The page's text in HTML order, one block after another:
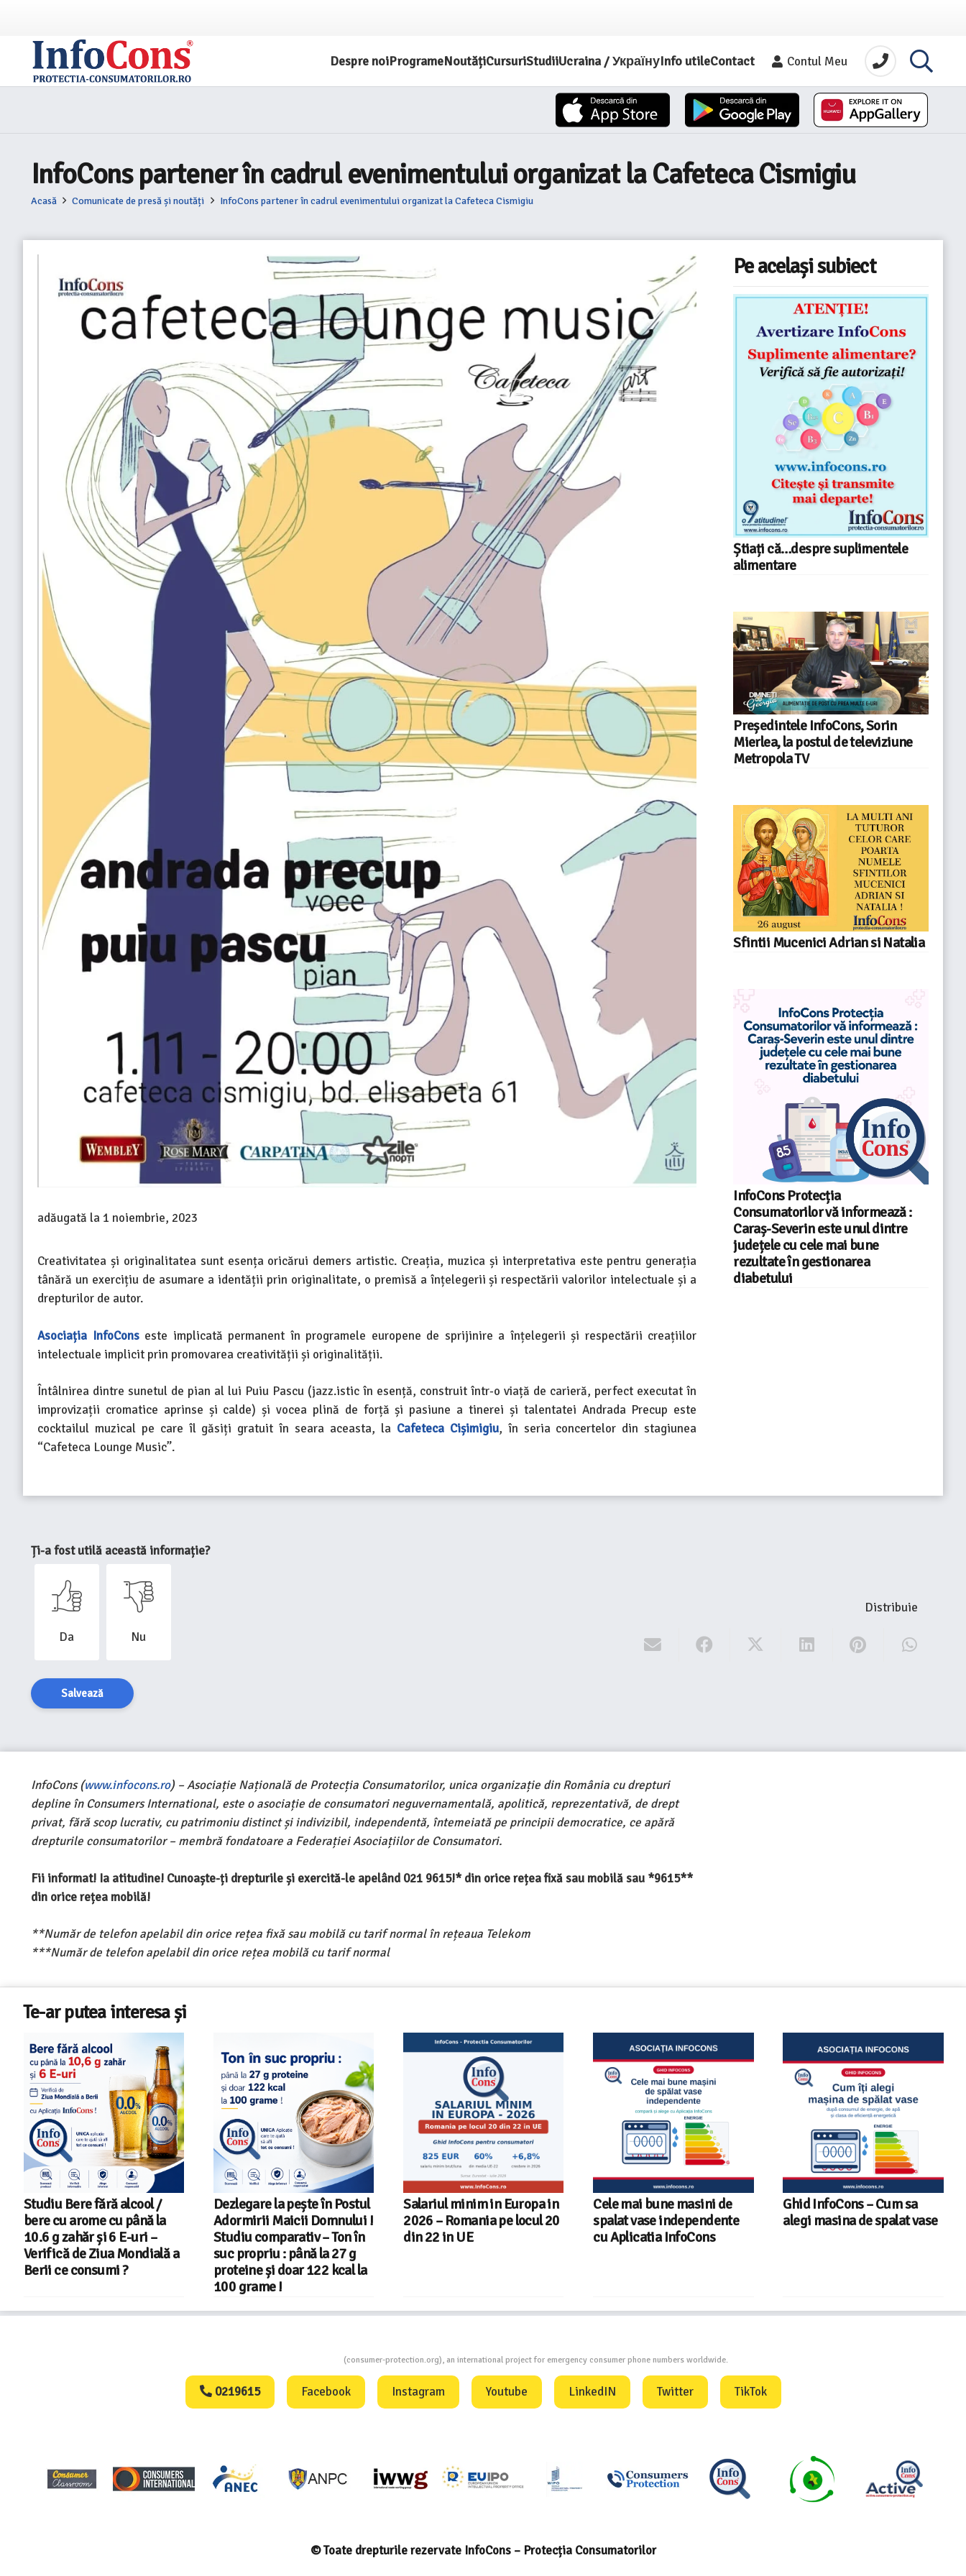
Despre noiProgrameNoutățiCursuriStudiiUcraina / УкраїнуInfo utileContact Contul Meu
InfoCons partener în cadrul evenimentului organizat la Cafeteca Cismigiu
Acasă Comunicate de presă și noutăți InfoCons partener în cadrul evenimentului organizat la Cafeteca Cismigiu
adăugată la 1 noiembrie, 2023
Creativitatea și originalitatea sunt esența oricărui demers artistic. Creația, muzica și interpretativa este pentru generația
tânără un exercițiu de asumare a identății prin originalitate, o premisă a înțelegerii și respectării valorilor intelectuale și a
drepturilor de autor.
Asociația InfoConseste implicată permanent în programele europene de sprijinire a înțelegerii și respectării creațiilor
intelectuale implicit prin promovarea creativității și originalității.
Întâlnirea dintre sunetul de pian al lui Puiu Pascu (jazz.istic în esență, construit într-o viață de carieră, perfect executat în
improvizații cromatice aprinse și calde) și vocea plină de forță și pasiune a tinerei și talentatei Andrada Precup este
cocktailul muzical pe care îl găsiți gratuit în seara aceasta, la Cafeteca Cișimigiu, în seria concertelor din stagiunea
“Cafeteca Lounge Music”.
Pe același subiect
Știați că…despre suplimentele
alimentare
Președintele InfoCons, Sorin
Mierlea, la postul de televiziune
Metropola TV
Sfintii Mucenici Adrian si Natalia
InfoCons Protecția
Consumatorilor vă informează :
Caraș-Severin este unul dintre
județele cu cele mai bune
rezultate în gestionarea
diabetului
Ți-a fost utilă această informație?
Da Nu
Salvează
Distribuie
InfoCons (www.infocons.ro) – Asociație Națională de Protecția Consumatorilor, unica organizație din România cu drepturi
depline în Consumers International, este o asociație de consumatori neguvernamentală, apolitică, reprezentativă, de drept
privat, fără scop lucrativ, cu patrimoniu distinct și indivizibil, independentă, întemeiată pe principii democratice, ce apără
drepturile consumatorilor – membră fondatoare a Federației Asociațiilor de Consumatori.
Fii informat! Ia atitudine! Cunoaște-ți drepturile și exercită-le apelând 021 9615!* din orice rețea fixă sau mobilă sau *9615**
din orice rețea mobilă!
**Număr de telefon apelabil din orice rețea fixă sau mobilă cu tarif normal în rețeaua Telekom
***Număr de telefon apelabil din orice rețea mobilă cu tarif normal
Te-ar putea interesa și
Dezlegare la pește în Postul
Adormirii Maicii Domnului !
Studiu comparativ – Ton în
suc propriu : până la 27 g
proteine și doar 122 kcal la
Salariul minim in Europa in
2026 – Romania pe locul 20
din 22 in UE
Cele mai bune masini de
spalat vase independente
cu Aplicatia InfoCons
Ghid InfoCons – Cum sa
alegi masina de spalat vase
Sunetul la televizor- 8
sfaturi utile ca să auzi clar
(consumer-protection.org), an international project for emergency consumer phone numbers worldwide.
0219615 Facebook Instagram Youtube LinkedIN Twitter TikTok
© Toate drepturile rezervate InfoCons – Protecția Consumatorilor